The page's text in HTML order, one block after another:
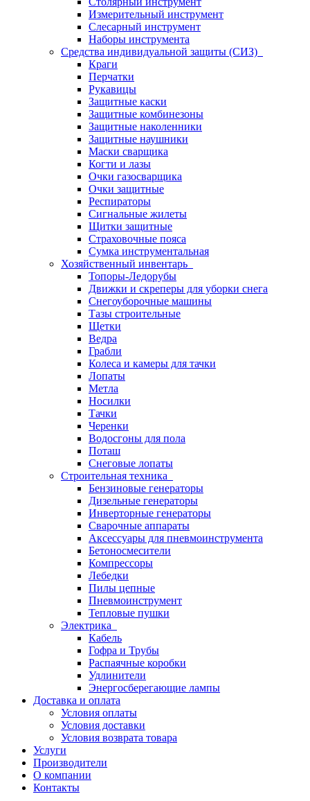
Измерительный инструмент
Слесарный инструмент
Наборы инструмента
Средства индивидуальной защиты (СИЗ)
Краги
Перчатки
Рукавицы
Защитные каски
Защитные комбинезоны
Защитные наколенники
Защитные наушники
Маски сварщика
Когти и лазы
Очки газосварщика
Очки защитные
Респираторы
Сигнальные жилеты
Щитки защитные
Страховочные пояса
Сумка инструментальная
Хозяйственный инвентарь
Топоры-Ледорубы
Движки и скреперы для уборки снега
Снегоуборочные машины
Тазы строительные
Щетки
Ведра
Грабли
Колеса и камеры для тачки
Лопаты
Метла
Носилки
Тачки
Черенки
Водосгоны для пола
Поташ
Снеговые лопаты
Строительная техника
Бензиновые генераторы
Дизельные генераторы
Инверторные генераторы
Сварочные аппараты
Аксессуары для пневмоинструмента
Бетоносмесители
Компрессоры
Лебедки
Пилы цепные
Пневмоинструмент
Тепловые пушки
Электрика
Кабель
Гофра и Трубы
Распаячные коробки
Удлинители
Энергосберегающие лампы
Доставка и оплата
Условия оплаты
Условия доставки
Условия возврата товара
Услуги
Производители
О компании
Контакты